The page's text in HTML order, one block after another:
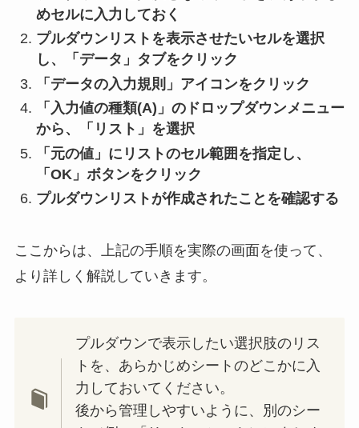
めセルに入力しておく
プルダウンリストを表示させたいセルを選択
し、「データ」タブをクリック
「データの入力規則」アイコンをクリック
「入力値の種類(A)」のドロップダウンメニュー
から、「リスト」を選択
「元の値」にリストのセル範囲を指定し、
「OK」ボタンをクリック
プルダウンリストが作成されたことを確認する
ここからは、上記の手順を実際の画面を使って、
より詳しく解説していきます。
プルダウンで表示したい選択肢のリス
トを、あらかじめシートのどこかに入
力しておいてください。
後から管理しやすいように、別のシー